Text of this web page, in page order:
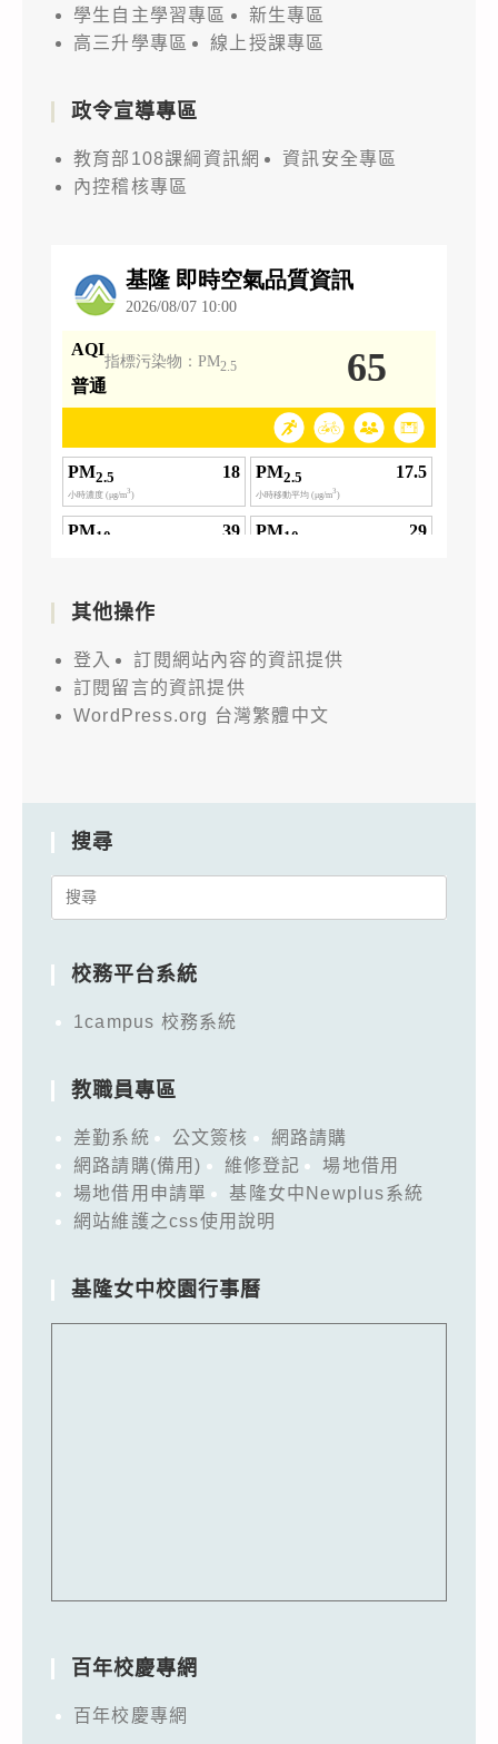
學生自主學習專區
新生專區
高三升學專區
線上授課專區
政令宣導專區
教育部108課綱資訊網
資訊安全專區
內控稽核專區
其他操作
登入
訂閱網站內容的資訊提供
訂閱留言的資訊提供
WordPress.org 台灣繁體中文
搜尋
Search
校務平台系統
1campus 校務系統
教職員專區
差勤系統 公文簽核
網路請購
網路請購(備用)
維修登記
場地借用
場地借用申請單
基隆女中Newplus系統
網站維護之css使用說明
基隆女中校園行事曆
百年校慶專網
百年校慶專網